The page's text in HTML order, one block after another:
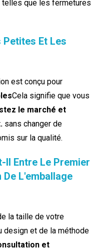
que les fermetures
Et Les
est conçu pour
Cela signifie que vous
le marché et
sans changer de
sur la qualité.
Il Entre Le Premier
L'emballage
la taille de votre
design et de la méthode
et